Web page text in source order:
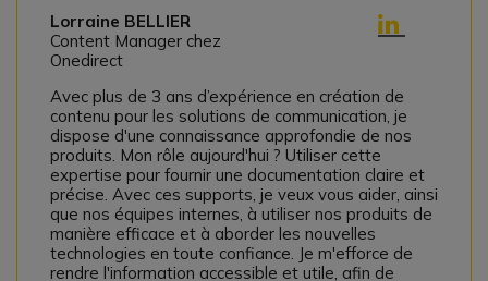
Lorraine BELLIER
Content Manager chez
Onedirect
Avec plus de 3 ans d’expérience en création de
contenu pour les solutions de communication, je
dispose d'une connaissance approfondie de nos
produits. Mon rôle aujourd'hui ? Utiliser cette
expertise pour fournir une documentation claire et
précise. Avec ces supports, je veux vous aider, ainsi
que nos équipes internes, à utiliser nos produits de
manière efficace et à aborder les nouvelles
technologies en toute confiance. Je m'efforce de
rendre l'information accessible et utile, afin de